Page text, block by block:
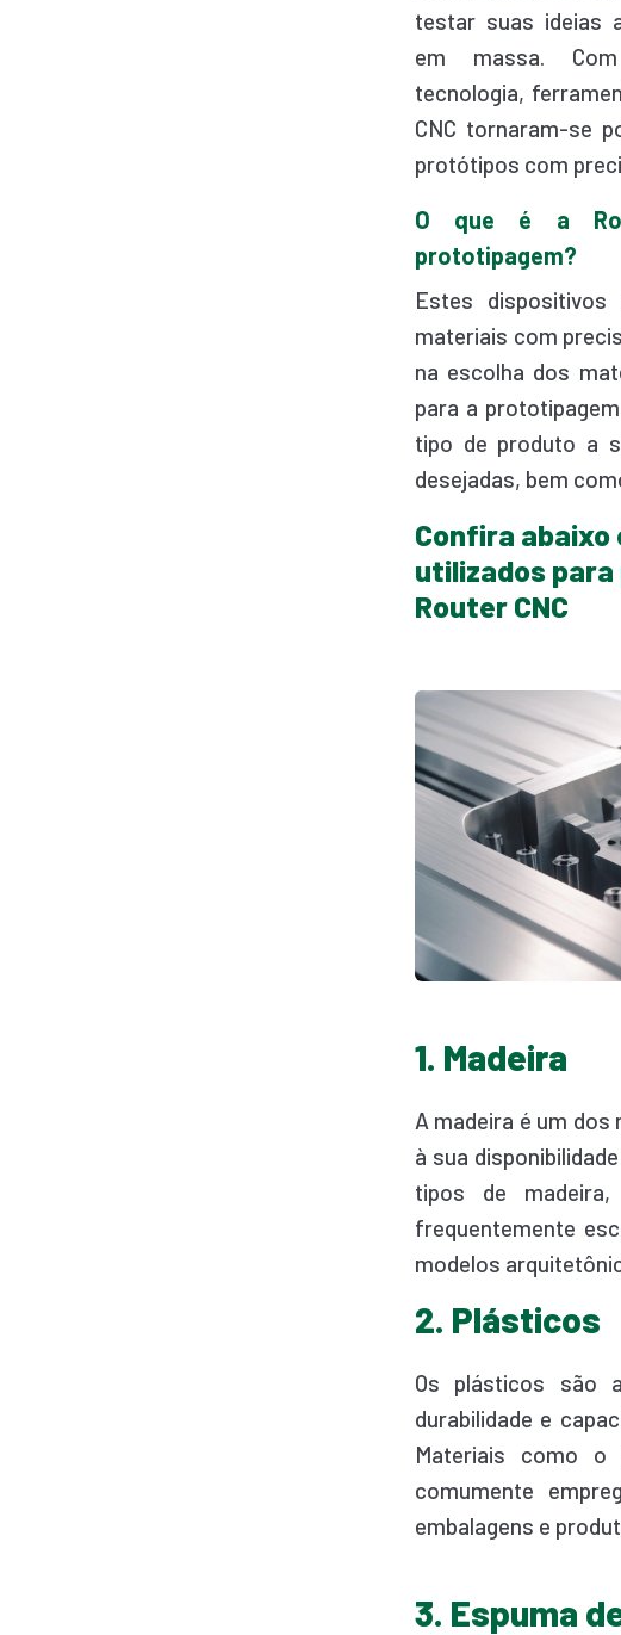
testar suas ideias
em massa.
tecnologia,
CNC tornaram-se
protótipos com
O que é a
prototipagem?
Estes dispositivos
materiais com
na escolha dos
para a
tipo de produto a
desejadas, bem
Confira
utilizados
Router CNC
1. Madeira
A madeira é um dos
à sua
tipos de
frequentemente
modelos
2. Plásticos
Os plásticos são
durabilidade e
Materiais como
comumente
embalagens e
3. Espuma